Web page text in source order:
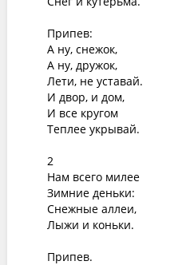
Припев:
А ну, снежок,
А ну, дружок,
Лети, не уставай.
И двор, и дом,
И все кругом
Теплее укрывай.
2
Нам всего милее
Зимние деньки:
Снежные аллеи,
Лыжи и коньки.
Припев.